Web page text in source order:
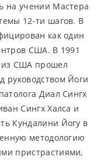
на учении Мастера
12-ти шагов. В
как один
США. В 1991
из США прошел
руководством Йоги
Диал Сингх
Сингх Халса и
Кундалини Йогу в
методологию
пристрастиями,